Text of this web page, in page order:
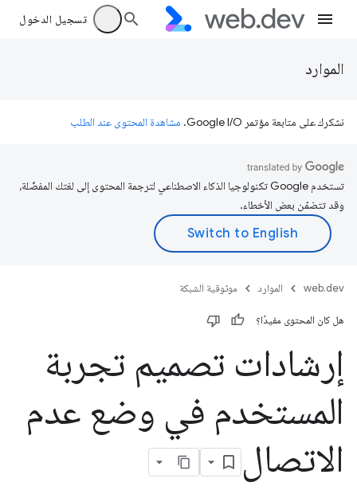
تسجيل الدخول
الموارد
نشكرك على متابعة مؤتمر Google I/O. مشاهدة المحتوى عند الطلب
تستخدم Google تكنولوجيا الذكاء الاصطناعي لترجمة المحتوى إلى لغتك المفضّلة،
وقد تتضمّن بعض الأخطاء.
web.dev الموارد موثوقية الشبكة
هل كان المحتوى مفيدًا؟
إرشادات تصميم تجربة
المستخدم في وضع عدم
الاتصال